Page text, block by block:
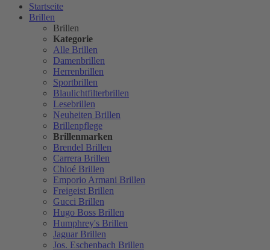
Startseite
Brillen
Brillen
Kategorie
Alle Brillen
Damenbrillen
Herrenbrillen
Sportbrillen
Blaulichtfilterbrillen
Lesebrillen
Neuheiten Brillen
Brillenpflege
Brillenmarken
Brendel Brillen
Carrera Brillen
Chloé Brillen
Emporio Armani Brillen
Freigeist Brillen
Gucci Brillen
Hugo Boss Brillen
Humphrey's Brillen
Jaguar Brillen
Jos. Eschenbach Brillen